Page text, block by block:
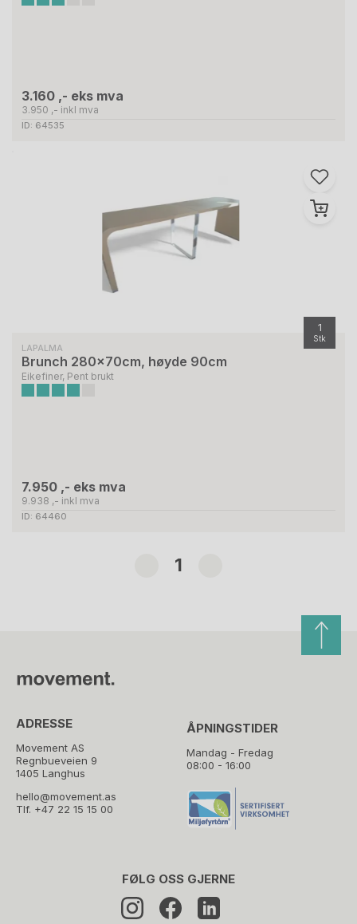
3.160 ,- eks mva
3.950 ,- inkl mva
ID: 64535
1
Stk
LAPALMA
Brunch 280x70cm, høyde 90cm
Eikefiner, Pent brukt
7.950 ,- eks mva
9.938 ,- inkl mva
ID: 64460
1
ADRESSE
Movement AS
Regnbueveien 9
1405 Langhus
hello@movement.as
Tlf. +47 22 15 15 00
ÅPNINGSTIDER
Mandag - Fredag
08:00 - 16:00
FØLG OSS GJERNE